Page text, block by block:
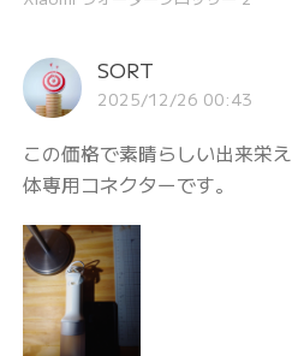
SORT
2025/12/26 00:43
この価格で素晴らしい出来栄
体専用コネクターです。